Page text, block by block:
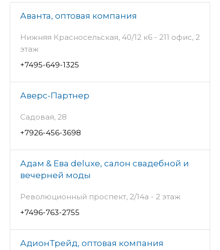
Аванта, оптовая компания
Нижняя Красносельская, 40/12 к6 - 211 офис, 2
этаж
+7495-649-1325
Аверс-Партнер
Садовая, 28
+7926-456-3698
Адам & Ева deluxe, салон свадебной и
вечерней моды
Революционный проспект, 2/14а - 2 этаж
+7496-763-2755
АдионТрейд, оптовая компания